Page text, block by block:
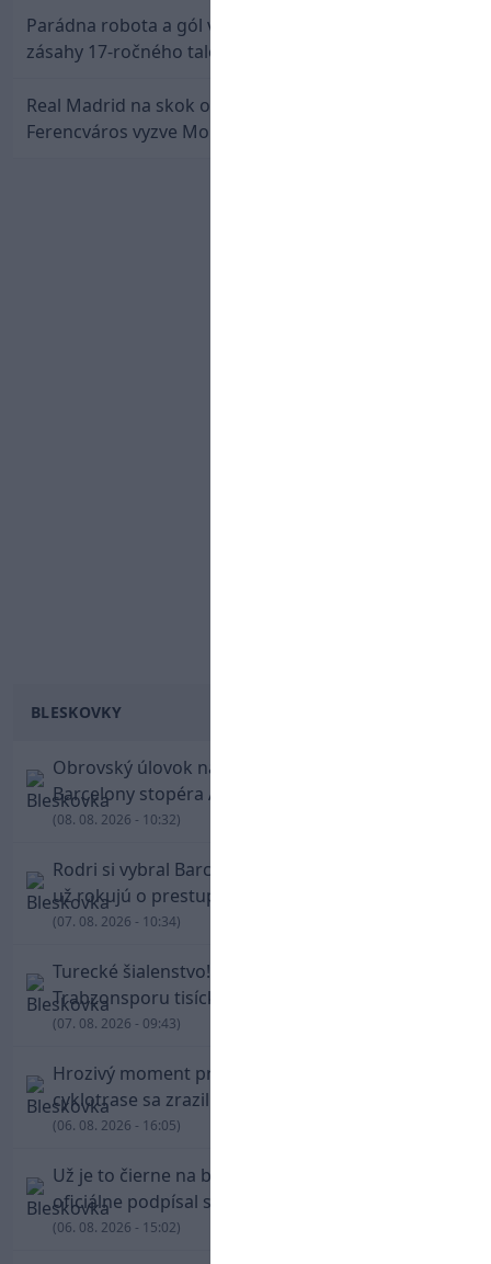
Parádna robota a gól v oslabení! Pozrite si oba
zásahy 17-ročného talentu Rychlíka proti USA
Real Madrid na skok od Slovenska: Borbélyho
Ferencváros vyzve Mourinhove hviezdy
BLESKOVKY
Obrovský úlovok na Anfielde: Liverpool získal z
Barcelony stopéra Arauja
(08. 08. 2026 - 10:32)
Rodri si vybral Barcelonu a odmietol Real. Kluby
už rokujú o prestupovej čiastke
(07. 08. 2026 - 10:34)
Turecké šialenstvo! Salaha vítali na štadióne
Trabzonsporu tisícky fanúšikov
(07. 08. 2026 - 09:43)
Hrozivý moment pre Zdena Cháru! Na
cyklotrase sa zrazil s bežcom
(06. 08. 2026 - 16:05)
Už je to čierne na bielom: Mohamed Salah
oficiálne podpísal s Trabzonsporom
(06. 08. 2026 - 15:02)